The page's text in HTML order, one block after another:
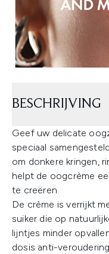
BESCHRIJVING
Geef uw delicate
speciaal
om donkere kringen,
helpt de oogcrème
te creëren.
De crème is verrijkt
suiker die op
lijntjes minder
dosis anti-